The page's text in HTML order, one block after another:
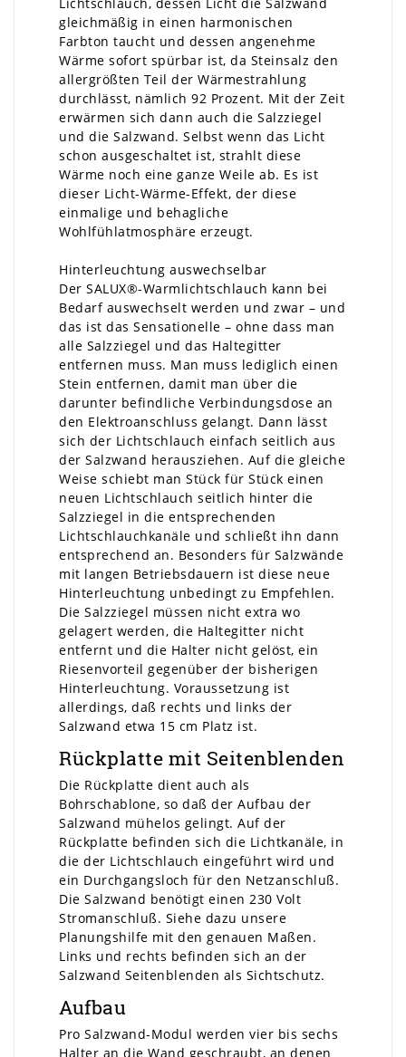
gleichmäßig in einen harmonischen
Farbton taucht und dessen angenehme
Wärme sofort spürbar ist, da Steinsalz den
allergrößten Teil der Wärmestrahlung
durchlässt, nämlich 92 Prozent. Mit der Zeit
erwärmen sich dann auch die Salzziegel
und die Salzwand. Selbst wenn das Licht
schon ausgeschaltet ist, strahlt diese
Wärme noch eine ganze Weile ab. Es ist
dieser Licht-Wärme-Effekt, der diese
einmalige und behagliche
Wohlfühlatmosphäre erzeugt.
Hinterleuchtung auswechselbar
Der SALUX®-Warmlichtschlauch kann bei
Bedarf auswechselt werden und zwar – und
das ist das Sensationelle – ohne dass man
alle Salzziegel und das Haltegitter
entfernen muss. Man muss lediglich einen
Stein entfernen, damit man über die
darunter befindliche Verbindungsdose an
den Elektroanschluss gelangt. Dann lässt
sich der Lichtschlauch einfach seitlich aus
der Salzwand herausziehen. Auf die gleiche
Weise schiebt man Stück für Stück einen
neuen Lichtschlauch seitlich hinter die
Salzziegel in die entsprechenden
Lichtschlauchkanäle und schließt ihn dann
entsprechend an. Besonders für Salzwände
mit langen Betriebsdauern ist diese neue
Hinterleuchtung unbedingt zu Empfehlen.
Die Salzziegel müssen nicht extra wo
gelagert werden, die Haltegitter nicht
entfernt und die Halter nicht gelöst, ein
Riesenvorteil gegenüber der bisherigen
Hinterleuchtung. Voraussetzung ist
allerdings, daß rechts und links der
Salzwand etwa 15 cm Platz ist.
Rückplatte mit Seitenblenden
Die Rückplatte dient auch als
Bohrschablone, so daß der Aufbau der
Salzwand mühelos gelingt. Auf der
Rückplatte befinden sich die Lichtkanäle, in
die der Lichtschlauch eingeführt wird und
ein Durchgangsloch für den Netzanschluß.
Die Salzwand benötigt einen 230 Volt
Stromanschluß. Siehe dazu unsere
Planungshilfe mit den genauen Maßen.
Links und rechts befinden sich an der
Salzwand Seitenblenden als Sichtschutz.
Aufbau
Pro Salzwand-Modul werden vier bis sechs
Halter an die Wand geschraubt, an denen